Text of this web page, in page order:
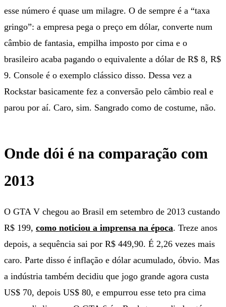
esse número é quase um milagre. O de sempre é a “taxa
gringo”: a empresa pega o preço em dólar, converte num
câmbio de fantasia, empilha imposto por cima e o
brasileiro acaba pagando o equivalente a dólar de R$ 8, R$
9. Console é o exemplo clássico disso. Dessa vez a
Rockstar basicamente fez a conversão pelo câmbio real e
parou por aí. Caro, sim. Sangrado como de costume, não.
Onde dói é na comparação com
2013
O GTA V chegou ao Brasil em setembro de 2013 custando
R$ 199, como noticiou a imprensa na época. Treze anos
depois, a sequência sai por R$ 449,90. É 2,26 vezes mais
caro. Parte disso é inflação e dólar acumulado, óbvio. Mas
a indústria também decidiu que jogo grande agora custa
US$ 70, depois US$ 80, e empurrou esse teto pra cima